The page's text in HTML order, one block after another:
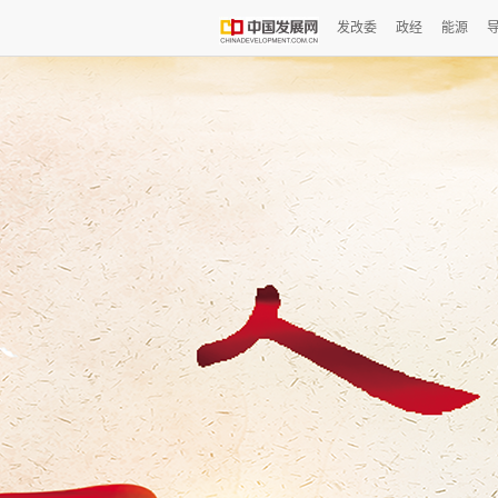
发改委 政经 能源